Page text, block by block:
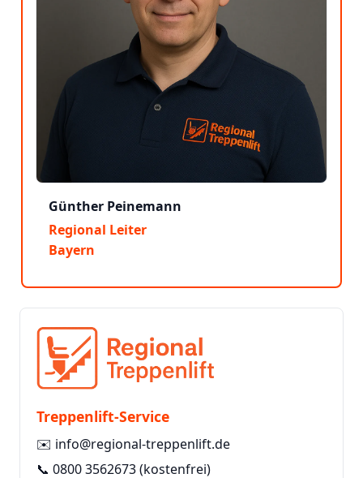
Günther Peinemann
Regional Leiter
Bayern
Treppenlift-Service
✉️ info@regional-treppenlift.de
📞 0800 3562673(kostenfrei)